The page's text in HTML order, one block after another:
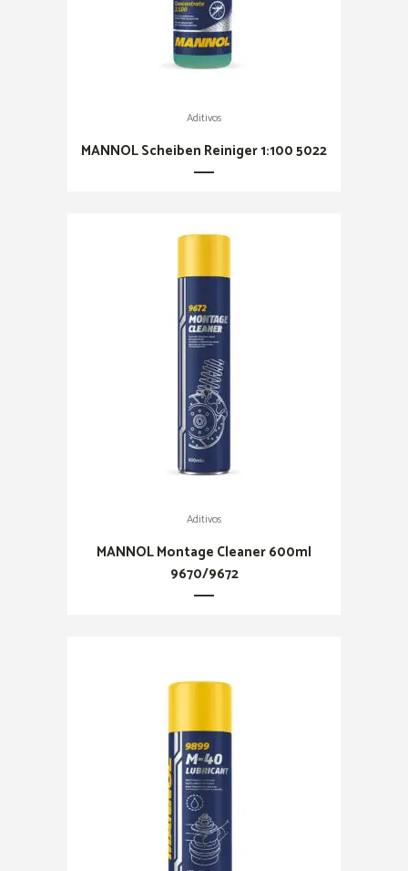
Aditivos
MANNOL Scheiben Reiniger 1:100 5022
Aditivos
MANNOL Montage Cleaner 600ml
9670/9672